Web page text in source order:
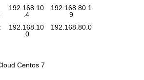
192.168.10
.4
192.168.80.1
9
192.168.10
.0
192.168.80.0
Centos 7